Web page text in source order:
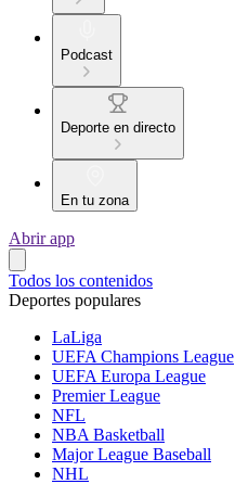
Podcast
Deporte en directo
En tu zona
Abrir app
Todos los contenidos
Deportes populares
LaLiga
UEFA Champions League
UEFA Europa League
Premier League
NFL
NBA Basketball
Major League Baseball
NHL